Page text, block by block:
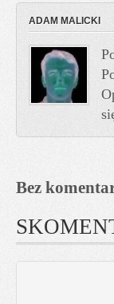
ADAM MALICKI
Bez